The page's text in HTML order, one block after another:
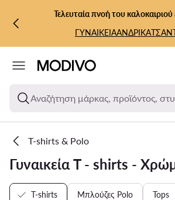
ΜΕΤΆΒΑΣΗ ΣΤΟ ΚΎΡΙΟ ΠΕΡΙΕΧΌΜΕΝΟ
ΜΕΤΆΒΑΣΗ ΣΤΗΝ ΑΝΑΖΉΤΗΣΗ
Τελευταία πνοή του
ΓΥΝΑΙΚΕΙΑΑΝΔΡΙΚΑ
Αναζήτηση μάρκας, προϊόντος,
T-shirts & Polo
Γυναικεία T - shirts -
T-shirts Μπλούζες Polo Tops